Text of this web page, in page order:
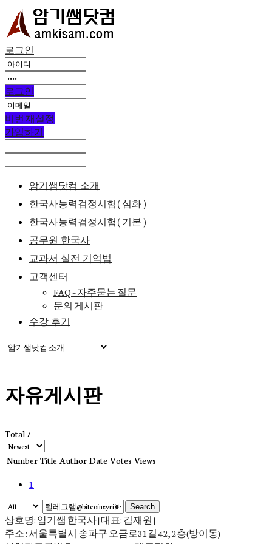
로그인
로그인
비번 재설정
가입하기
암기쌤닷컴 소개
한국사능력검정시험(심화)
한국사능력검정시험(기본)
공무원 한국사
교과서 실전 기억법
고객센터
FAQ – 자주묻는 질문
문의 게시판
수강 후기
자유게시판
Total 7
Number Title Author Date Votes Views
1
Search
상호명: 암기쌤 한국사 | 대표: 김재원 |
주소 : 서울특별시 송파구 오금로31길 42, 2층(방이동)